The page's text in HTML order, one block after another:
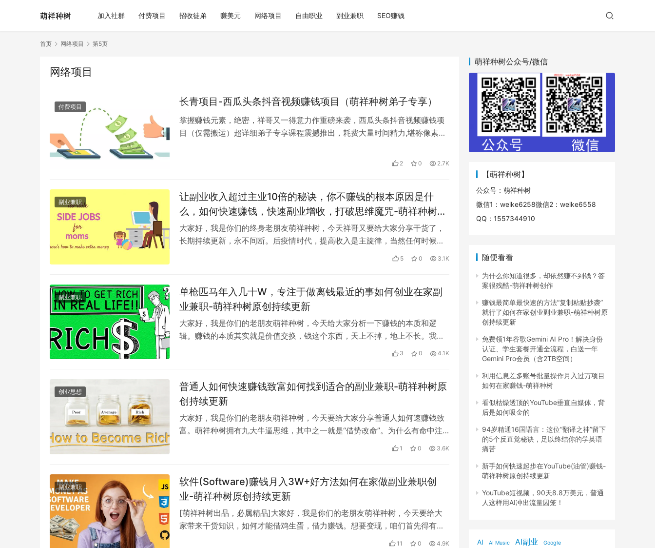
加入社群 付费项目 招收徒弟 赚美元 网络项目 自由职业 副业兼职 SEO赚钱
首页 网络项目 第5页
网络项目
付费项目 长青项目-西瓜头条抖音视频赚钱项目（萌祥种树弟子专享）
掌握赚钱元素，绝密，祥哥又一得意力作重磅来袭，西瓜头条抖音视频赚钱项
目（仅需搬运）超详细弟子专享课程震撼推出，耗费大量时间精力,堪称像素
2 0 2.7K
副业兼职
让副业收入超过主业10倍的秘诀，你不赚钱的根本原因是什
么，如何快速赚钱，快速副业增收，打破思维魔咒-萌祥种树原
创
大家好，我是你们的终身老朋友萌祥种树，今天祥哥又要给大家分享干货了，
长期持续更新，永不间断。后疫情时代，提高收入是主旋律，当然任何时候都
5 0 3.1K
副业兼职
单枪匹马年入几十W，专注于做离钱最近的事如何创业在家副
业兼职-萌祥种树原创持续更新
大家好，我是你们的老朋友萌祥种树，今天给大家分析一下赚钱的本质和逻
辑。赚钱的本质其实就是价值交换，钱这个东西，天上不掉，地上不长。我们
3 0 4.1K
创业思想
普通人如何快速赚钱致富如何找到适合的副业兼职-萌祥种树原
创持续更新
大家好，我是你们的老朋友萌祥种树，今天要给大家分享普通人如何速赚钱致
富。萌祥种树拥有九大牛逼思维，其中之一就是“借势改命”。为什么有命中注
1 0 3.6K
副业兼职
软件(Software)赚钱月入3W+好方法如何在家做副业兼职创
业-萌祥种树原创持续更新
[萌祥种树出品，必属精品]大家好，我是你们的老朋友萌祥种树，今天要给大
家带来干货知识，如何才能借鸡生蛋，借力赚钱。想要变现，咱们首先得有一
11 0 4.9K
萌祥种树公众号/微信
【萌祥种树】
公众号：萌祥种树
微信1：weike6258微信2：weike6558
QQ：1557344910
随便看看
为什么你知道很多，却依然赚不到钱？答
案很残酷-萌祥种树创作
赚钱最简单最快速的方法”复制粘贴抄袭”
就行了如何在家创业副业兼职-萌祥种树原
创持续更新
免费领1年谷歌Gemini AI Pro！解决身份
认证、学生套餐开通全流程，白送一年
Gemini Pro会员（含2TB空间）
利用信息差多账号批量操作月入过万项目
如何在家赚钱-萌祥种树
看似枯燥透顶的YouTube垂直自媒体，背
后是如何吸金的
94岁精通16国语言：这位“翻译之神”留下
的5个反直觉秘诀，足以终结你的学英语
痛苦
新手如何快速起步在YouTube(油管)赚钱-
萌祥种树原创持续更新
YouTube短视频，90天8.8万美元，普通
人这样用AI冲出流量囚笼！
AI AI Music AI副业
Google